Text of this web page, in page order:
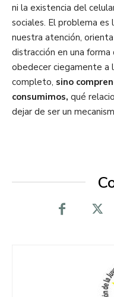
ni la existencia del
sociales. El problema
nuestra atención,
distracción en una
obedecer ciegamente a
completo, sino
consumimos, qué
dejar de ser un